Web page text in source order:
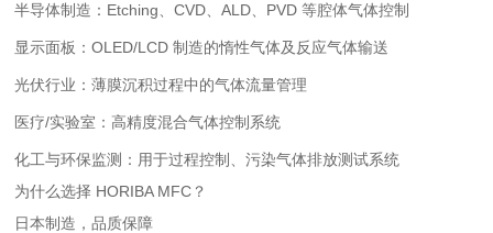
半导体制造：Etching、CVD、ALD、PVD 等腔体气体控制
显示面板：OLED/LCD 制造的惰性气体及反应气体输送
光伏行业：薄膜沉积过程中的气体流量管理
医疗/实验室：高精度混合气体控制系统
化工与环保监测：用于过程控制、污染气体排放测试系统
为什么选择 HORIBA MFC？
日本制造，品质保障